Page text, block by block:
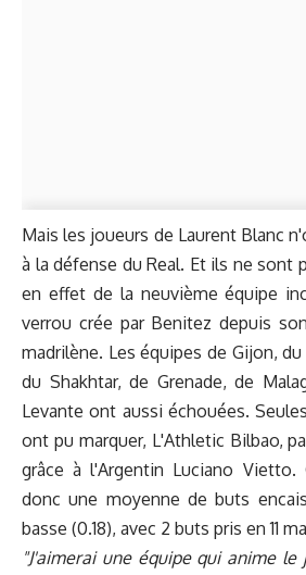
Mais les joueurs de Laurent Blanc
à la défense du Real. Et ils ne sont
en effet de la neuvième équipe
verrou crée par Benitez depuis
madrilène. Les équipes de Gijon,
du Shakhtar, de Grenade, de
Levante ont aussi échouées.
ont pu marquer, L'Athletic Bilbao,
grâce à l'Argentin Luciano
donc une moyenne de buts
basse (0.18), avec 2 buts pris en 11
"J'aimerai une équipe qui anime